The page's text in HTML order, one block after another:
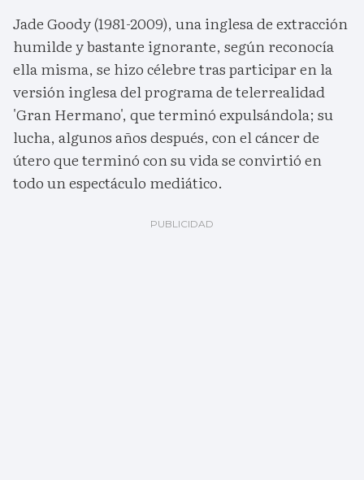
Jade Goody (1981-2009), una inglesa de extracción
humilde y bastante ignorante, según reconocía
ella misma, se hizo célebre tras participar en la
versión inglesa del programa de telerrealidad
'Gran Hermano', que terminó expulsándola; su
lucha, algunos años después, con el cáncer de
útero que terminó con su vida se convirtió en
todo un espectáculo mediático.